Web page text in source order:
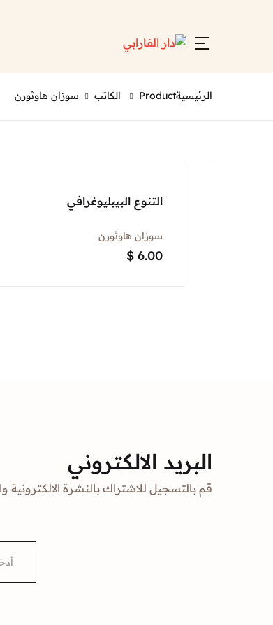
الرئيسيةProduct الكاتب سوزان هاوثورن
التنوع البيبليوغرافي
سوزان هاوثورن
$ 6.00
البريد الالكتروني
قم بالتسجيل للاشتراك بالنشرة الالكترونية